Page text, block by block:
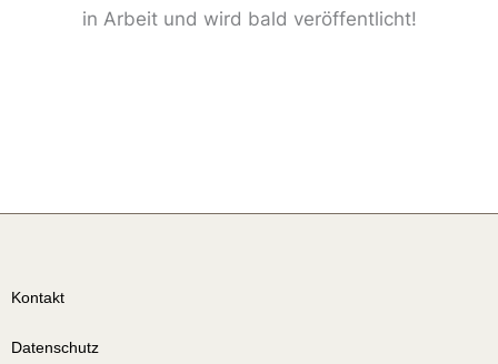
in Arbeit und wird bald veröffentlicht!
Kontakt
Datenschutz